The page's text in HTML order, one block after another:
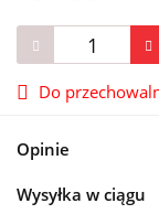
Do
Opinie
Wysyłka w ciągu